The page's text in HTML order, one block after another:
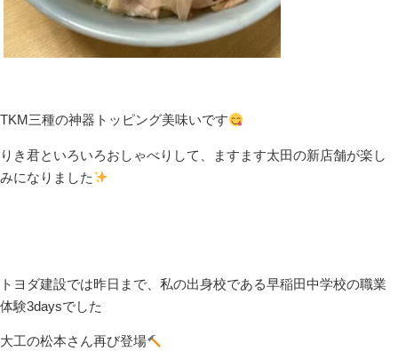
TKM三種の神器トッピング美味いです
りき君といろいろおしゃべりして、ますます太田の新店舗が楽し
みになりました
トヨダ建設では昨日まで、私の出身校である早稲田中学校の職業
体験3daysでした
大工の松本さん再び登場